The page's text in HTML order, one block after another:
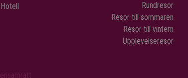
Hotell
Rundresor
Resor till sommaren
Resor till vintern
Upplevelseresor